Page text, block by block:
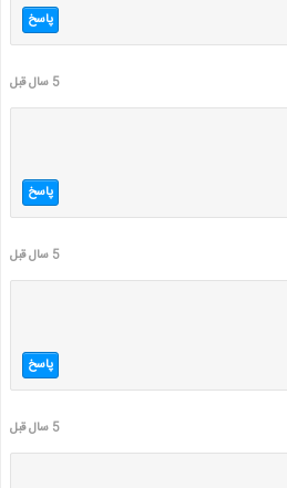
پاسخ
5 سال قبل
پاسخ
5 سال قبل
پاسخ
5 سال قبل